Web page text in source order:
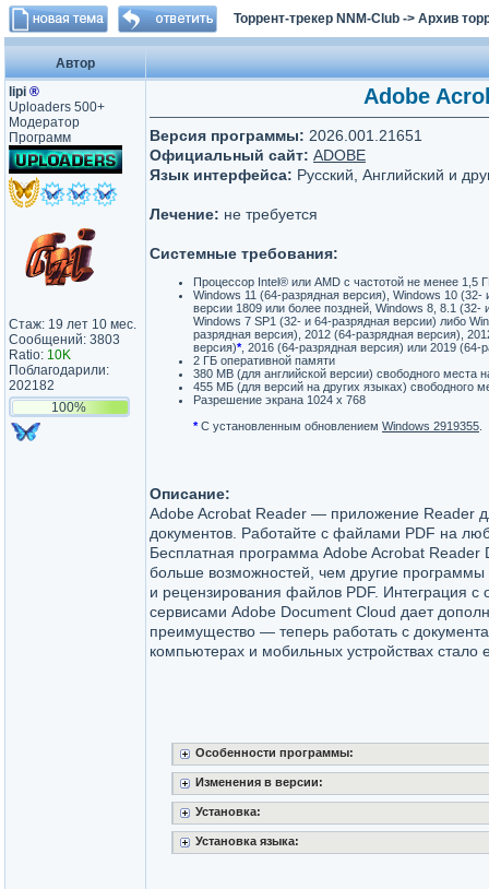
Торрент-трекер NNM-Club -> Архив
Автор
lipi ®
Uploaders 500+
Модератор
Программ
Стаж: 19 лет 10 мес.
Сообщений: 3803
Ratio: 10K
Поблагодарили:
202182
100%
Adobe
Версия программы: 2026.001.21651
Официальный сайт: ADOBE
Язык интерфейса: Русский, Английский и
Лечение: не требуется
Системные требования:
Процессор Intel® или AMD с частотой не менее 1,5
Windows 11 (64-разрядная версия), Windows 10 (32-
версии 1809 или более поздней, Windows 8, 8.1 (32-
Windows 7 SP1 (32- и 64-разрядная версии) либо
разрядная версия), 2012 (64-разрядная версия),
версия)*, 2016 (64-разрядная версия) или 2019 (64-
2 ГБ оперативной памяти
380 MB (для английской версии) свободного места
455 МБ (для версий на других языках) свободного
Разрешение экрана 1024 x 768
*С установленным обновлением Windows 2919355
Описание:
Adobe Acrobat Reader — приложение Reader
документов. Работайте с файлами PDF на
Бесплатная программа Adobe Acrobat Reader
больше возможностей, чем другие программы
и рецензирования файлов PDF. Интеграция с
сервисами Adobe Document Cloud дает
преимущество — теперь работать с
компьютерах и мобильных устройствах
Особенности программы:
Изменения в версии:
Установка:
Установка языка: